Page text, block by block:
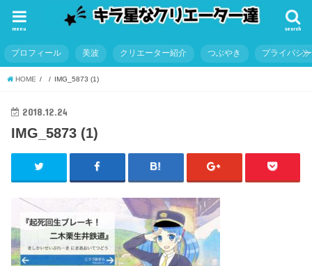
search
menu
プロフィール 美波 クリエーター紹介 つぶやき プライバシ
HOME IMG_5873 (1)
2018.12.24
IMG_5873 (1)